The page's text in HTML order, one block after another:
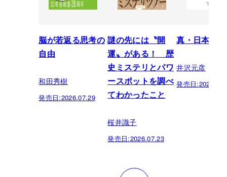
脳が若返る思考の
自由
和田秀樹
発売日:2026.07.29
謎の先には〝開
運〟がある！ 歴
史ミステリとパワ
ースポットを調べ
てわかったこと
桜井識子
発売日:2026.07.23
真・日本の
井沢元彦
発売日: